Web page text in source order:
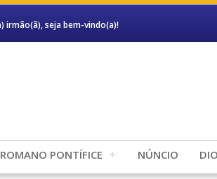
irmão(ã), seja bem-vindo(a)!
ROMANO PONTÍFICE NÚNCIO